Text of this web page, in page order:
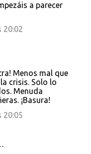
a parecer
20:02
Menos mal que
crisis. Solo lo
Menuda
¡Basura!
20:05